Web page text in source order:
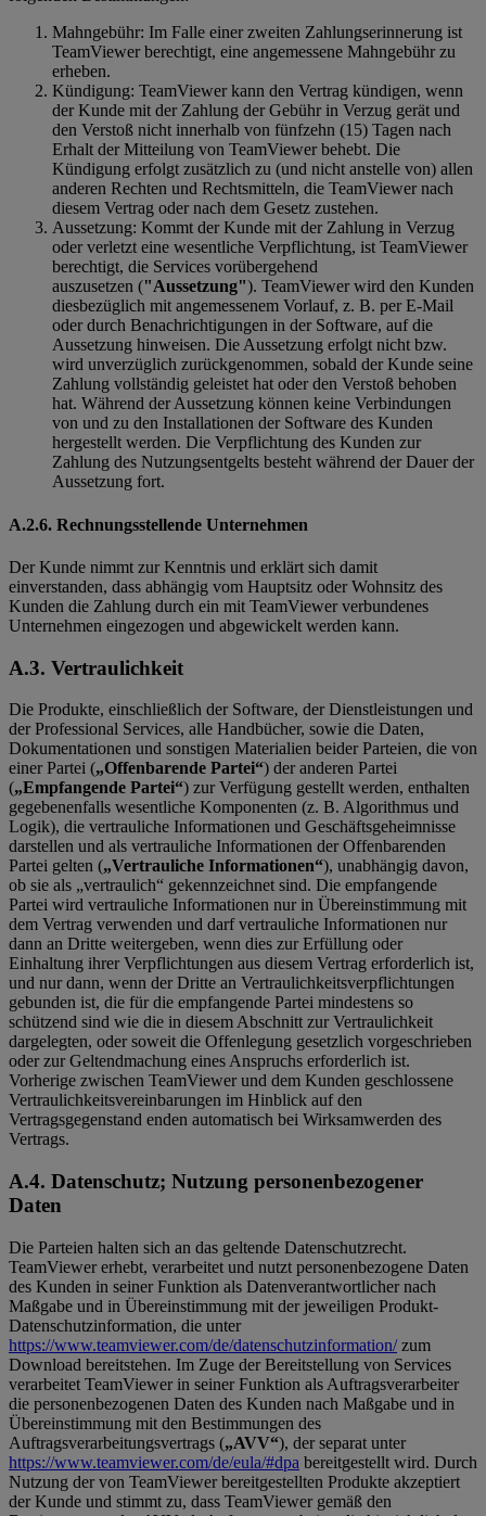
Mahngebühr: Im Falle einer zweiten Zahlungserinnerung ist
TeamViewer berechtigt, eine angemessene Mahngebühr zu
erheben.
Kündigung: TeamViewer kann den Vertrag kündigen, wenn
der Kunde mit der Zahlung der Gebühr in Verzug gerät und
den Verstoß nicht innerhalb von fünfzehn (15) Tagen nach
Erhalt der Mitteilung von TeamViewer behebt. Die
Kündigung erfolgt zusätzlich zu (und nicht anstelle von) allen
anderen Rechten und Rechtsmitteln, die TeamViewer nach
diesem Vertrag oder nach dem Gesetz zustehen.
Aussetzung: Kommt der Kunde mit der Zahlung in Verzug
oder verletzt eine wesentliche Verpflichtung, ist TeamViewer
berechtigt, die Services vorübergehend
auszusetzen ("Aussetzung"). TeamViewer wird den Kunden
diesbezüglich mit angemessenem Vorlauf, z. B. per E-Mail
oder durch Benachrichtigungen in der Software, auf die
Aussetzung hinweisen. Die Aussetzung erfolgt nicht bzw.
wird unverzüglich zurückgenommen, sobald der Kunde seine
Zahlung vollständig geleistet hat oder den Verstoß behoben
hat. Während der Aussetzung können keine Verbindungen
von und zu den Installationen der Software des Kunden
hergestellt werden. Die Verpflichtung des Kunden zur
Zahlung des Nutzungsentgelts besteht während der Dauer der
Aussetzung fort.
A.2.6. Rechnungsstellende Unternehmen
Der Kunde nimmt zur Kenntnis und erklärt sich damit
einverstanden, dass abhängig vom Hauptsitz oder Wohnsitz des
Kunden die Zahlung durch ein mit TeamViewer verbundenes
Unternehmen eingezogen und abgewickelt werden kann.
A.3. Vertraulichkeit
Die Produkte, einschließlich der Software, der Dienstleistungen und
der Professional Services, alle Handbücher, sowie die Daten,
Dokumentationen und sonstigen Materialien beider Parteien, die von
einer Partei („Offenbarende Partei“) der anderen Partei
(„Empfangende Partei“) zur Verfügung gestellt werden, enthalten
gegebenenfalls wesentliche Komponenten (z. B. Algorithmus und
Logik), die vertrauliche Informationen und Geschäftsgeheimnisse
darstellen und als vertrauliche Informationen der Offenbarenden
Partei gelten („Vertrauliche Informationen“), unabhängig davon,
ob sie als „vertraulich“ gekennzeichnet sind. Die empfangende
Partei wird vertrauliche Informationen nur in Übereinstimmung mit
dem Vertrag verwenden und darf vertrauliche Informationen nur
dann an Dritte weitergeben, wenn dies zur Erfüllung oder
Einhaltung ihrer Verpflichtungen aus diesem Vertrag erforderlich ist,
und nur dann, wenn der Dritte an Vertraulichkeitsverpflichtungen
gebunden ist, die für die empfangende Partei mindestens so
schützend sind wie die in diesem Abschnitt zur Vertraulichkeit
dargelegten, oder soweit die Offenlegung gesetzlich vorgeschrieben
oder zur Geltendmachung eines Anspruchs erforderlich ist.
Vorherige zwischen TeamViewer und dem Kunden geschlossene
Vertraulichkeitsvereinbarungen im Hinblick auf den
Vertragsgegenstand enden automatisch bei Wirksamwerden des
Vertrags.
A.4. Datenschutz; Nutzung personenbezogener
Daten
Die Parteien halten sich an das geltende Datenschutzrecht.
TeamViewer erhebt, verarbeitet und nutzt personenbezogene Daten
des Kunden in seiner Funktion als Datenverantwortlicher nach
Maßgabe und in Übereinstimmung mit der jeweiligen Produkt-
Datenschutzinformation, die unter
https://www.teamviewer.com/de/datenschutzinformation/zum
Download bereitstehen. Im Zuge der Bereitstellung von Services
verarbeitet TeamViewer in seiner Funktion als Auftragsverarbeiter
die personenbezogenen Daten des Kunden nach Maßgabe und in
Übereinstimmung mit den Bestimmungen des
Auftragsverarbeitungsvertrags („AVV“), der separat unter
https://www.teamviewer.com/de/eula/#dpa bereitgestellt wird. Durch
Nutzung der von TeamViewer bereitgestellten Produkte akzeptiert
der Kunde und stimmt zu, dass TeamViewer gemäß den